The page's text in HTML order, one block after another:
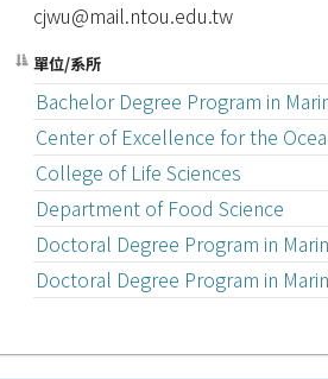
cjwu@mail.ntou.edu.tw
單位/系所
Bachelor Degree Program in
Center of Excellence for the
College of Life Sciences
Department of Food Science
Doctoral Degree Program in
Doctoral Degree Program in